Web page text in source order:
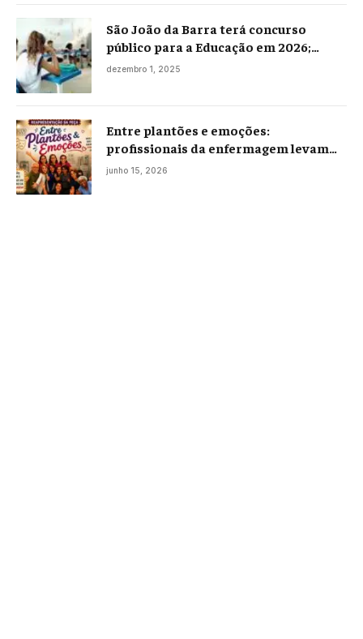
São João da Barra terá concurso
público para a Educação em 2026;
projeto já está na Câmara
dezembro 1, 2025
Entre plantões e emoções:
profissionais da enfermagem levam
histórias reais ao palco em Campos
junho 15, 2026